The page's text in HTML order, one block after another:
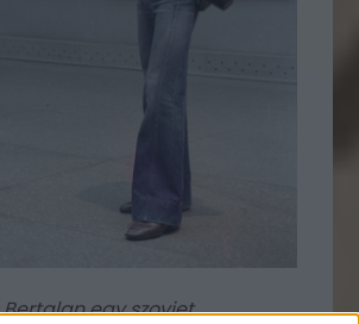
Bertalan egy szovjet